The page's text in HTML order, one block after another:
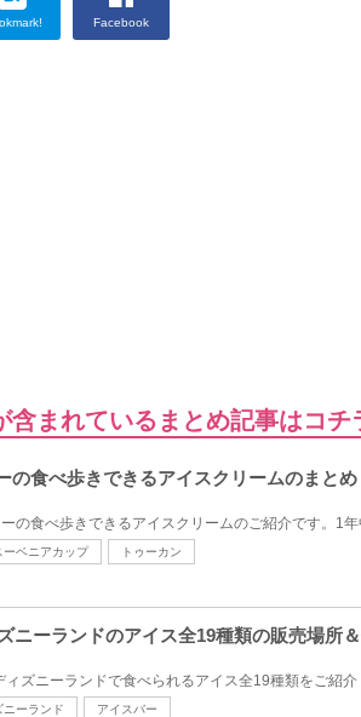
Facebook
含まれているまとめ記事はコチ
の食べ歩きできるアイスクリームのまとめ
の食べ歩きできるアイスクリームのご紹介です。1
ーベニアカップ トゥーカン
ニーランドのアイス全19種類の販売場所
ズニーランドで食べられるアイス全19種類をご紹
ニーランド アイスバー